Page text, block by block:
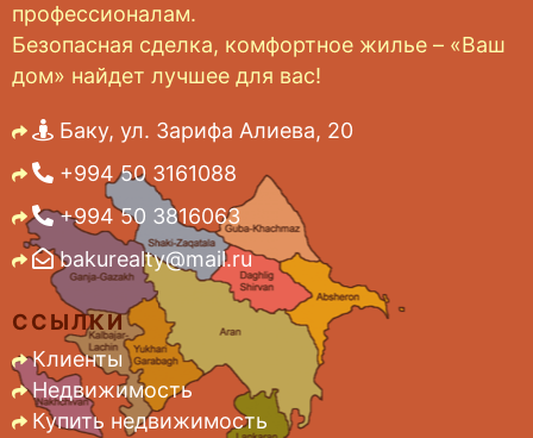
профессионалам.
Безопасная сделка, комфортное жилье – «Ваш
дом» найдет лучшее для вас!
Баку, ул. Зарифа Алиева, 20
+994 50 3161088
+994 50 3816063
bakurealty@mail.ru
ССЫЛКИ
Клиенты
Недвижимость
Купить недвижимость